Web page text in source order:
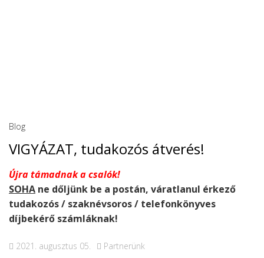
Blog
VIGYÁZAT, tudakozós átverés!
Újra támadnak a csalók!
SOHA ne dőljünk be a postán, váratlanul érkező
tudakozós / szaknévsoros / telefonkönyves
díjbekérő számláknak!
2021. augusztus 05. Partnerünk